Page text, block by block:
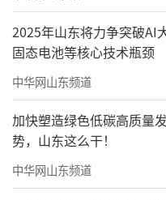
生部响应毛泽东主
路”的号召、在上海
医学习中医“中西
只有2—3人得以被
为王显明后来从事
的基础。从研修班
院，医院成立了一
显明教授在此一边
2025年山东将力争突破AI
固态电池等核心技术瓶颈
中华网山东频道
加快塑造绿色低碳高质量
势，山东这么干！
中华网山东频道